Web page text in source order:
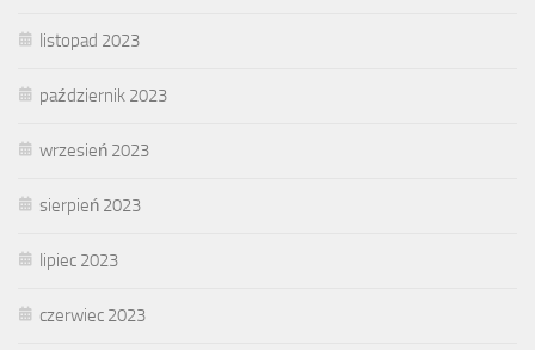
listopad 2023
październik 2023
wrzesień 2023
sierpień 2023
lipiec 2023
czerwiec 2023